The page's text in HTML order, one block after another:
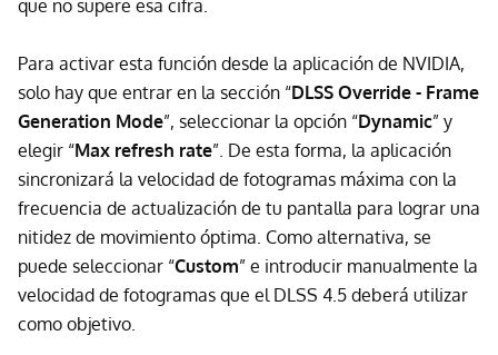
que no supere esa cifra.
Para activar esta función desde la aplicación de NVIDIA,
solo hay que entrar en la sección “DLSS Override - Frame
Generation Mode”, seleccionar la opción “Dynamic” y
elegir “Max refresh rate”. De esta forma, la aplicación
sincronizará la velocidad de fotogramas máxima con la
frecuencia de actualización de tu pantalla para lograr una
nitidez de movimiento óptima. Como alternativa, se
puede seleccionar “Custom” e introducir manualmente la
velocidad de fotogramas que el DLSS 4.5 deberá utilizar
como objetivo.